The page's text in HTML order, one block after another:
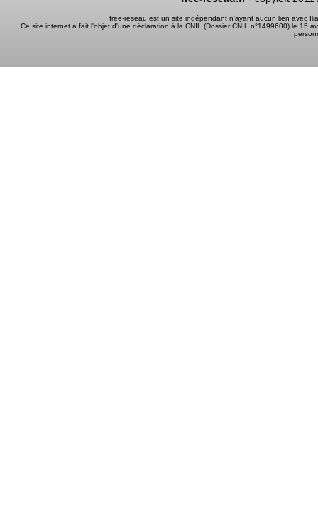
free-reseau est un site indépendant n'ayant aucun lien avec
Ce site internet a fait l'objet d'une déclaration à la CNIL (Dossier CNIL n°1499600) le 15